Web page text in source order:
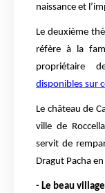
naissance et
Le deuxième
réfère à la
propriétaire
disponibles sur
Le château de
ville de
servit de
Dragut Pacha
- Le beau